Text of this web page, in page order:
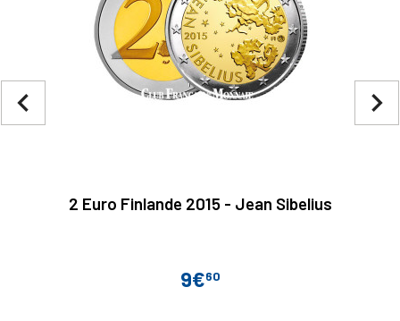
2 Euro Finlande 2015 - Jean Sibelius
Prix
9€60
navigate_next
navigate_before